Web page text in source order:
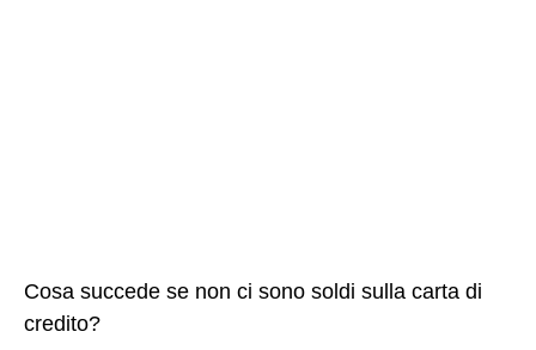
Cosa succede se non ci sono soldi sulla carta di
credito?